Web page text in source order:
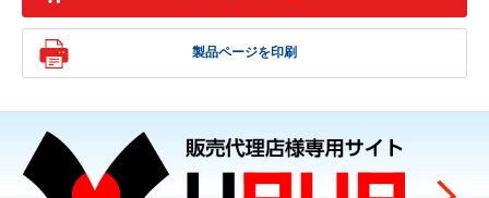
製品ページを印刷